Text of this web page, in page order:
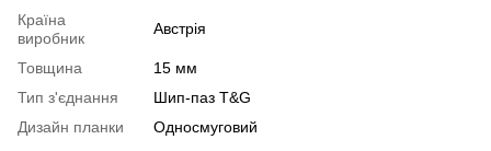
Країна
виробник
Австрія
Товщина
15 мм
Тип з'єднання
Шип-паз T&G
Дизайн планки
Односмуговий